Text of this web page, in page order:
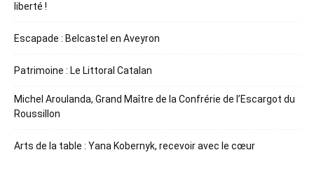
liberté !
Escapade : Belcastel en Aveyron
Patrimoine : Le Littoral Catalan
Michel Aroulanda, Grand Maître de la Confrérie de l’Escargot du
Roussillon
Arts de la table : Yana Kobernyk, recevoir avec le cœur